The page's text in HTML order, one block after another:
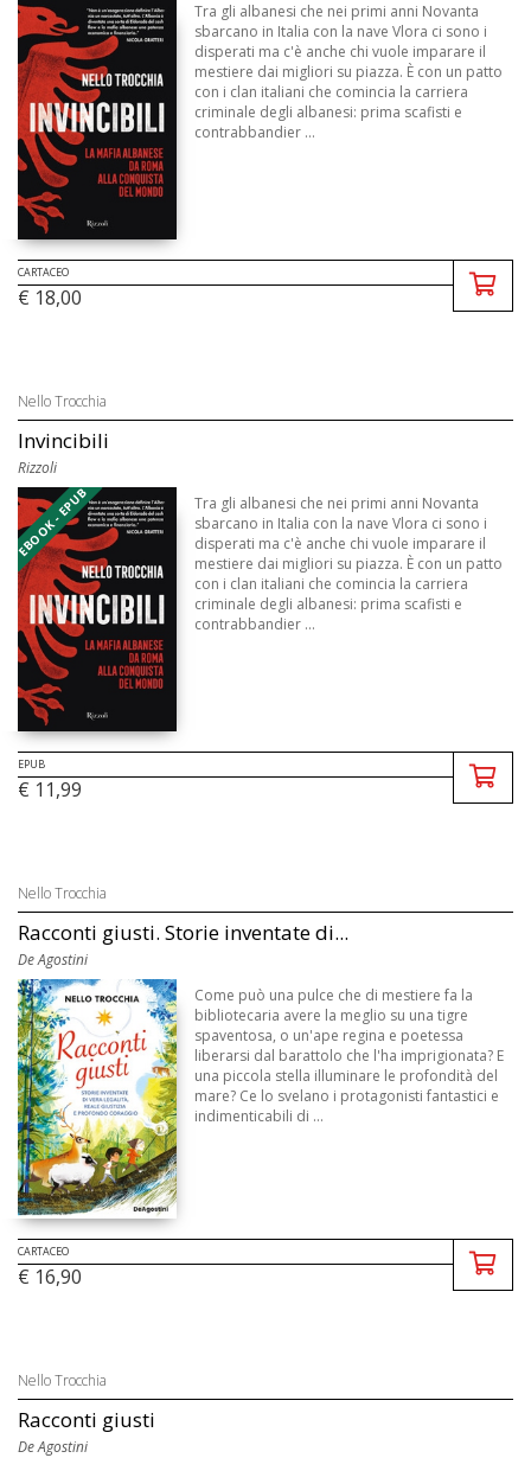
Tra gli albanesi che nei primi anni Novanta
sbarcano in Italia con la nave Vlora ci sono i
disperati ma c'è anche chi vuole imparare il
mestiere dai migliori su piazza. È con un patto
con i clan italiani che comincia la carriera
criminale degli albanesi: prima scafisti e
contrabbandier ...
CARTACEO
€ 18,00
Nello Trocchia
Invincibili
Rizzoli
EBOOK - EPUB
Tra gli albanesi che nei primi anni Novanta
sbarcano in Italia con la nave Vlora ci sono i
disperati ma c'è anche chi vuole imparare il
mestiere dai migliori su piazza. È con un patto
con i clan italiani che comincia la carriera
criminale degli albanesi: prima scafisti e
contrabbandier ...
EPUB
€ 11,99
Nello Trocchia
Racconti giusti. Storie inventate di...
De Agostini
Come può una pulce che di mestiere fa la
bibliotecaria avere la meglio su una tigre
spaventosa, o un'ape regina e poetessa
liberarsi dal barattolo che l'ha imprigionata? E
una piccola stella illuminare le profondità del
mare? Ce lo svelano i protagonisti fantastici e
indimenticabili di ...
CARTACEO
€ 16,90
Nello Trocchia
Racconti giusti
De Agostini